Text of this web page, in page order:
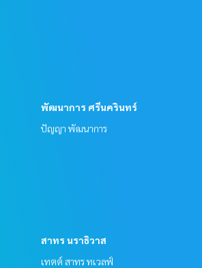
พัฒนาการ ศรีนครินทร์
ปัญญา พัฒนาการ
สาทร นราธิวาส
เทตต์ สาทร ทเวลฟ์